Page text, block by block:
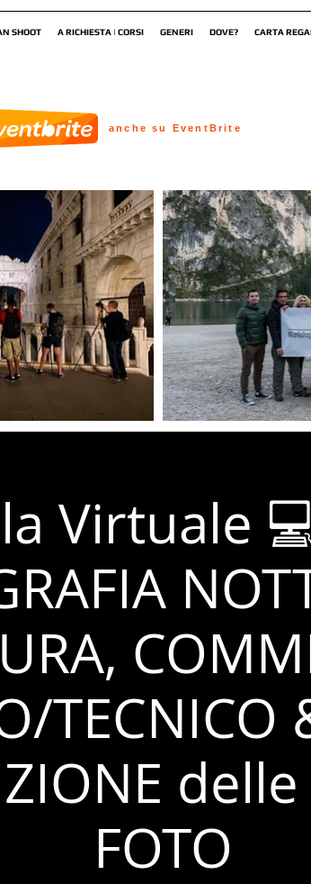
SHOOT A RICHIESTA | CORSI GENERI DOVE? CARTA
Virtuale
TECNICO
delle
FOTO
anche su EventBrite